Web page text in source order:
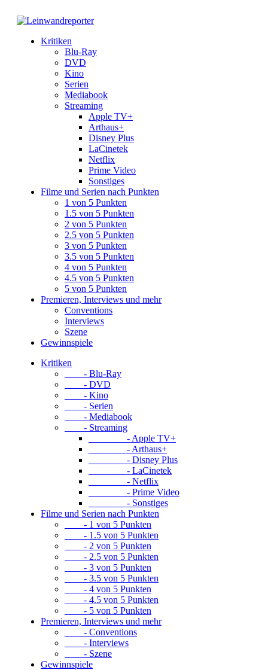
Kritiken
Blu-Ray
DVD
Kino
Serien
Mediabook
Streaming
Apple TV+
Arthaus+
Disney Plus
LaCinetek
Netflix
Prime Video
Sonstiges
Filme und Serien nach Punkten
1 von 5 Punkten
1.5 von 5 Punkten
2 von 5 Punkten
2.5 von 5 Punkten
3 von 5 Punkten
3.5 von 5 Punkten
4 von 5 Punkten
4.5 von 5 Punkten
5 von 5 Punkten
Premieren, Interviews und mehr
Conventions
Interviews
Szene
Gewinnspiele
Kritiken
- Blu-Ray
- DVD
- Kino
- Serien
- Mediabook
- Streaming
- Apple TV+
- Arthaus+
- Disney Plus
- LaCinetek
- Netflix
- Prime Video
- Sonstiges
Filme und Serien nach Punkten
- 1 von 5 Punkten
- 1.5 von 5 Punkten
- 2 von 5 Punkten
- 2.5 von 5 Punkten
- 3 von 5 Punkten
- 3.5 von 5 Punkten
- 4 von 5 Punkten
- 4.5 von 5 Punkten
- 5 von 5 Punkten
Premieren, Interviews und mehr
- Conventions
- Interviews
- Szene
Gewinnspiele